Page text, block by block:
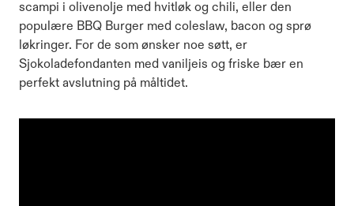
scampi i olivenolje med hvitløk og chili, eller den
populære BBQ Burger med coleslaw, bacon og sprø
løkringer. For de som ønsker noe søtt, er
Sjokoladefondanten med vaniljeis og friske bær en
perfekt avslutning på måltidet.